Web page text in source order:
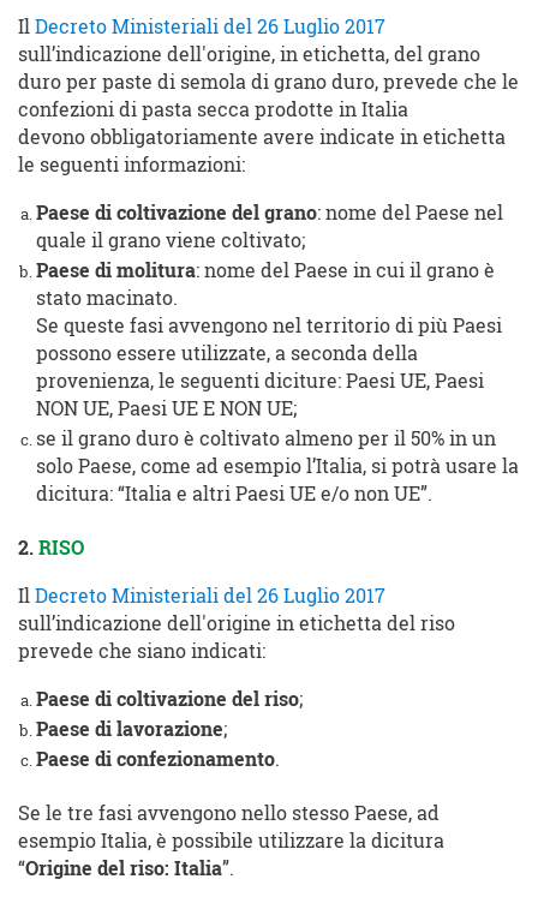
Il Decreto Ministeriali del 26 Luglio 2017
sull’indicazione dell'origine, in etichetta, del grano
duro per paste di semola di grano duro, prevede che le
confezioni di pasta secca prodotte in Italia
devono obbligatoriamente avere indicate in etichetta
le seguenti informazioni:
Paese di coltivazione del grano: nome del Paese nel
quale il grano viene coltivato;
Paese di molitura: nome del Paese in cui il grano è
stato macinato.
Se queste fasi avvengono nel territorio di più Paesi
possono essere utilizzate, a seconda della
provenienza, le seguenti diciture: Paesi UE, Paesi
NON UE, Paesi UE E NON UE;
se il grano duro è coltivato almeno per il 50% in un
solo Paese, come ad esempio l’Italia, si potrà usare la
dicitura: “Italia e altri Paesi UE e/o non UE”.
2. RISO
Il Decreto Ministeriali del 26 Luglio 2017
sull’indicazione dell'origine in etichetta del riso
prevede che siano indicati:
Paese di coltivazione del riso;
Paese di lavorazione;
Paese di confezionamento.
Se le tre fasi avvengono nello stesso Paese, ad
esempio Italia, è possibile utilizzare la dicitura
“Origine del riso: Italia”.